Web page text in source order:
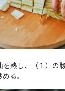
を熱し、（１）の
る。